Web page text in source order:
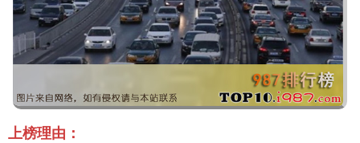
上榜理由：